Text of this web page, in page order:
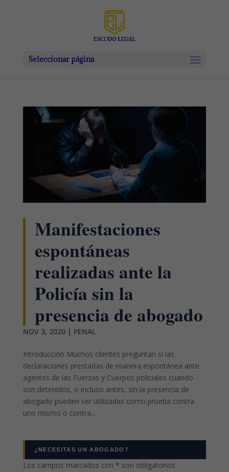
Seleccionar página
Manifestaciones
espontáneas
realizadas ante la
Policía sin la
presencia de abogado
NOV 3, 2020| PENAL
Introducción Muchos clientes preguntan si las
declaraciones prestadas de manera espontánea ante
agentes de las Fuerzas y Cuerpos policiales cuando
son detenidos, o incluso antes, sin la presencia de
abogado pueden ser utilizadas como prueba contra
uno mismo o contra...
¿NECESITAS UN ABOGADO?
Los campos marcados con * son obligatorios